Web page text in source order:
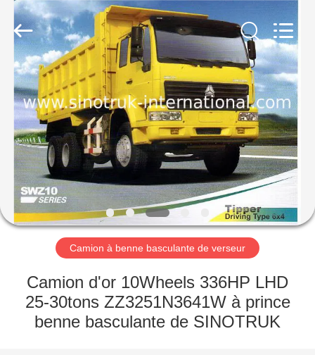
LA
MAISON
PRODUITS
À
PROPOS
NOUS
VISITE
SINOTRUK
INTERNATIONAL
LTD..
Rights
Reserved.
Camion à benne basculante de verseur
Camion d'or 10Wheels 336HP LHD
25-30tons ZZ3251N3641W à prince
benne basculante de SINOTRUK